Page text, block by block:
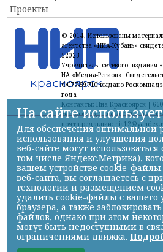
Проекты
© 2014, Использованы
агентства «НИА-Кубань»
52023
Учредитель сетевого издания
ИА «Медиа-Регион»
ФС77-59710 выдано
года
Контакты: Ниа-Красноярск |
Белинского, 1, офис 700 | тел.
почта редакции:
На сайте
Для обеспечения оптимальной
использования и улучшения
веб-сайте могут
том числе Яндекс.Метрика),
вашем устройстве cookie-
веб-сайта, вы соглашаетесь с
технологий и размещением
удалить cookie-файлы с вашего
браузера, а также
файлов, однако при этом
могут быть недоступными в
ограничениями движка.